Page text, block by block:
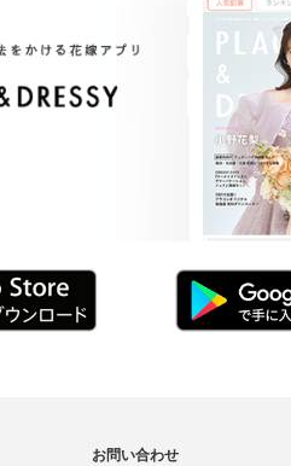
お問い合わせ